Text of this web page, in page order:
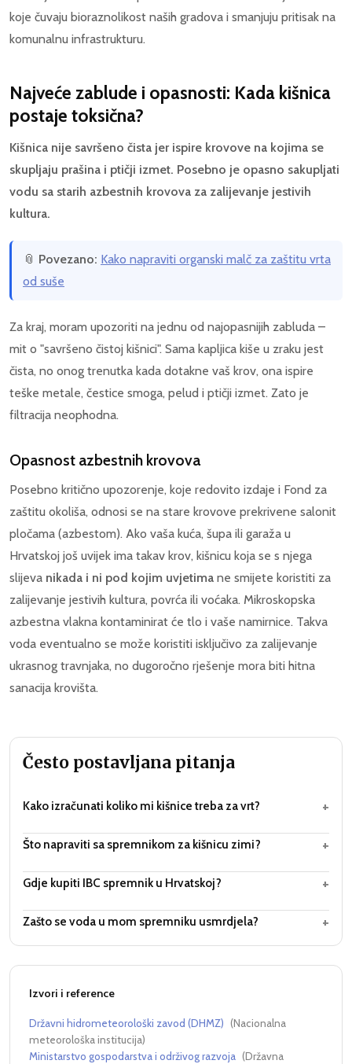
koje čuvaju bioraznolikost naših gradova i smanjuju pritisak na
komunalnu infrastrukturu.
Najveće zablude i opasnosti: Kada kišnica
postaje toksična?
Kišnica nije savršeno čista jer ispire krovove na kojima se
skupljaju prašina i ptičji izmet. Posebno je opasno sakupljati
vodu sa starih azbestnih krovova za zalijevanje jestivih
kultura.
📎 Povezano: Kako napraviti organski malč za zaštitu vrta
od suše
Za kraj, moram upozoriti na jednu od najopasnijih zabluda –
mit o "savršeno čistoj kišnici". Sama kapljica kiše u zraku jest
čista, no onog trenutka kada dotakne vaš krov, ona ispire
teške metale, čestice smoga, pelud i ptičji izmet. Zato je
filtracija neophodna.
Opasnost azbestnih krovova
Posebno kritično upozorenje, koje redovito izdaje i Fond za
zaštitu okoliša, odnosi se na stare krovove prekrivene salonit
pločama (azbestom). Ako vaša kuća, šupa ili garaža u
Hrvatskoj još uvijek ima takav krov, kišnicu koja se s njega
slijeva nikada i ni pod kojim uvjetima ne smijete koristiti za
zalijevanje jestivih kultura, povrća ili voćaka. Mikroskopska
azbestna vlakna kontaminirat će tlo i vaše namirnice. Takva
voda eventualno se može koristiti isključivo za zalijevanje
ukrasnog travnjaka, no dugoročno rješenje mora biti hitna
sanacija krovišta.
Često postavljana pitanja
Kako izračunati koliko mi kišnice treba za vrt? +
Što napraviti sa spremnikom za kišnicu zimi? +
Gdje kupiti IBC spremnik u Hrvatskoj? +
Zašto se voda u mom spremniku usmrdjela? +
Izvori i reference
Državni hidrometeorološki zavod (DHMZ) (Nacionalna
meteorološka institucija)
Ministarstvo gospodarstva i održivog razvoja (Državna